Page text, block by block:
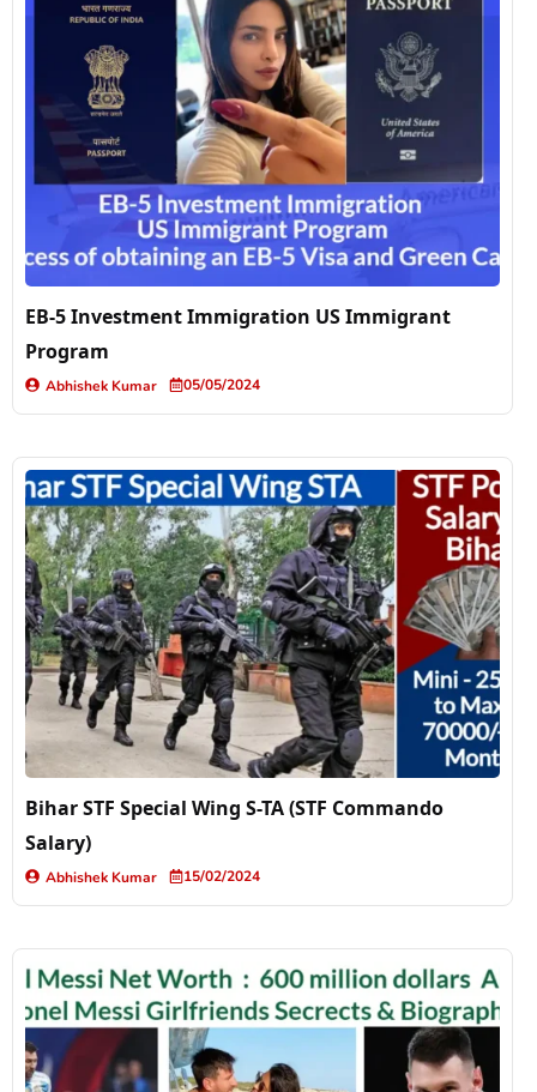
EB-5 Investment Immigration US Immigrant
Program
Abhishek Kumar 05/05/2024
Bihar STF Special Wing S-TA (STF Commando
Salary)
Abhishek Kumar 15/02/2024